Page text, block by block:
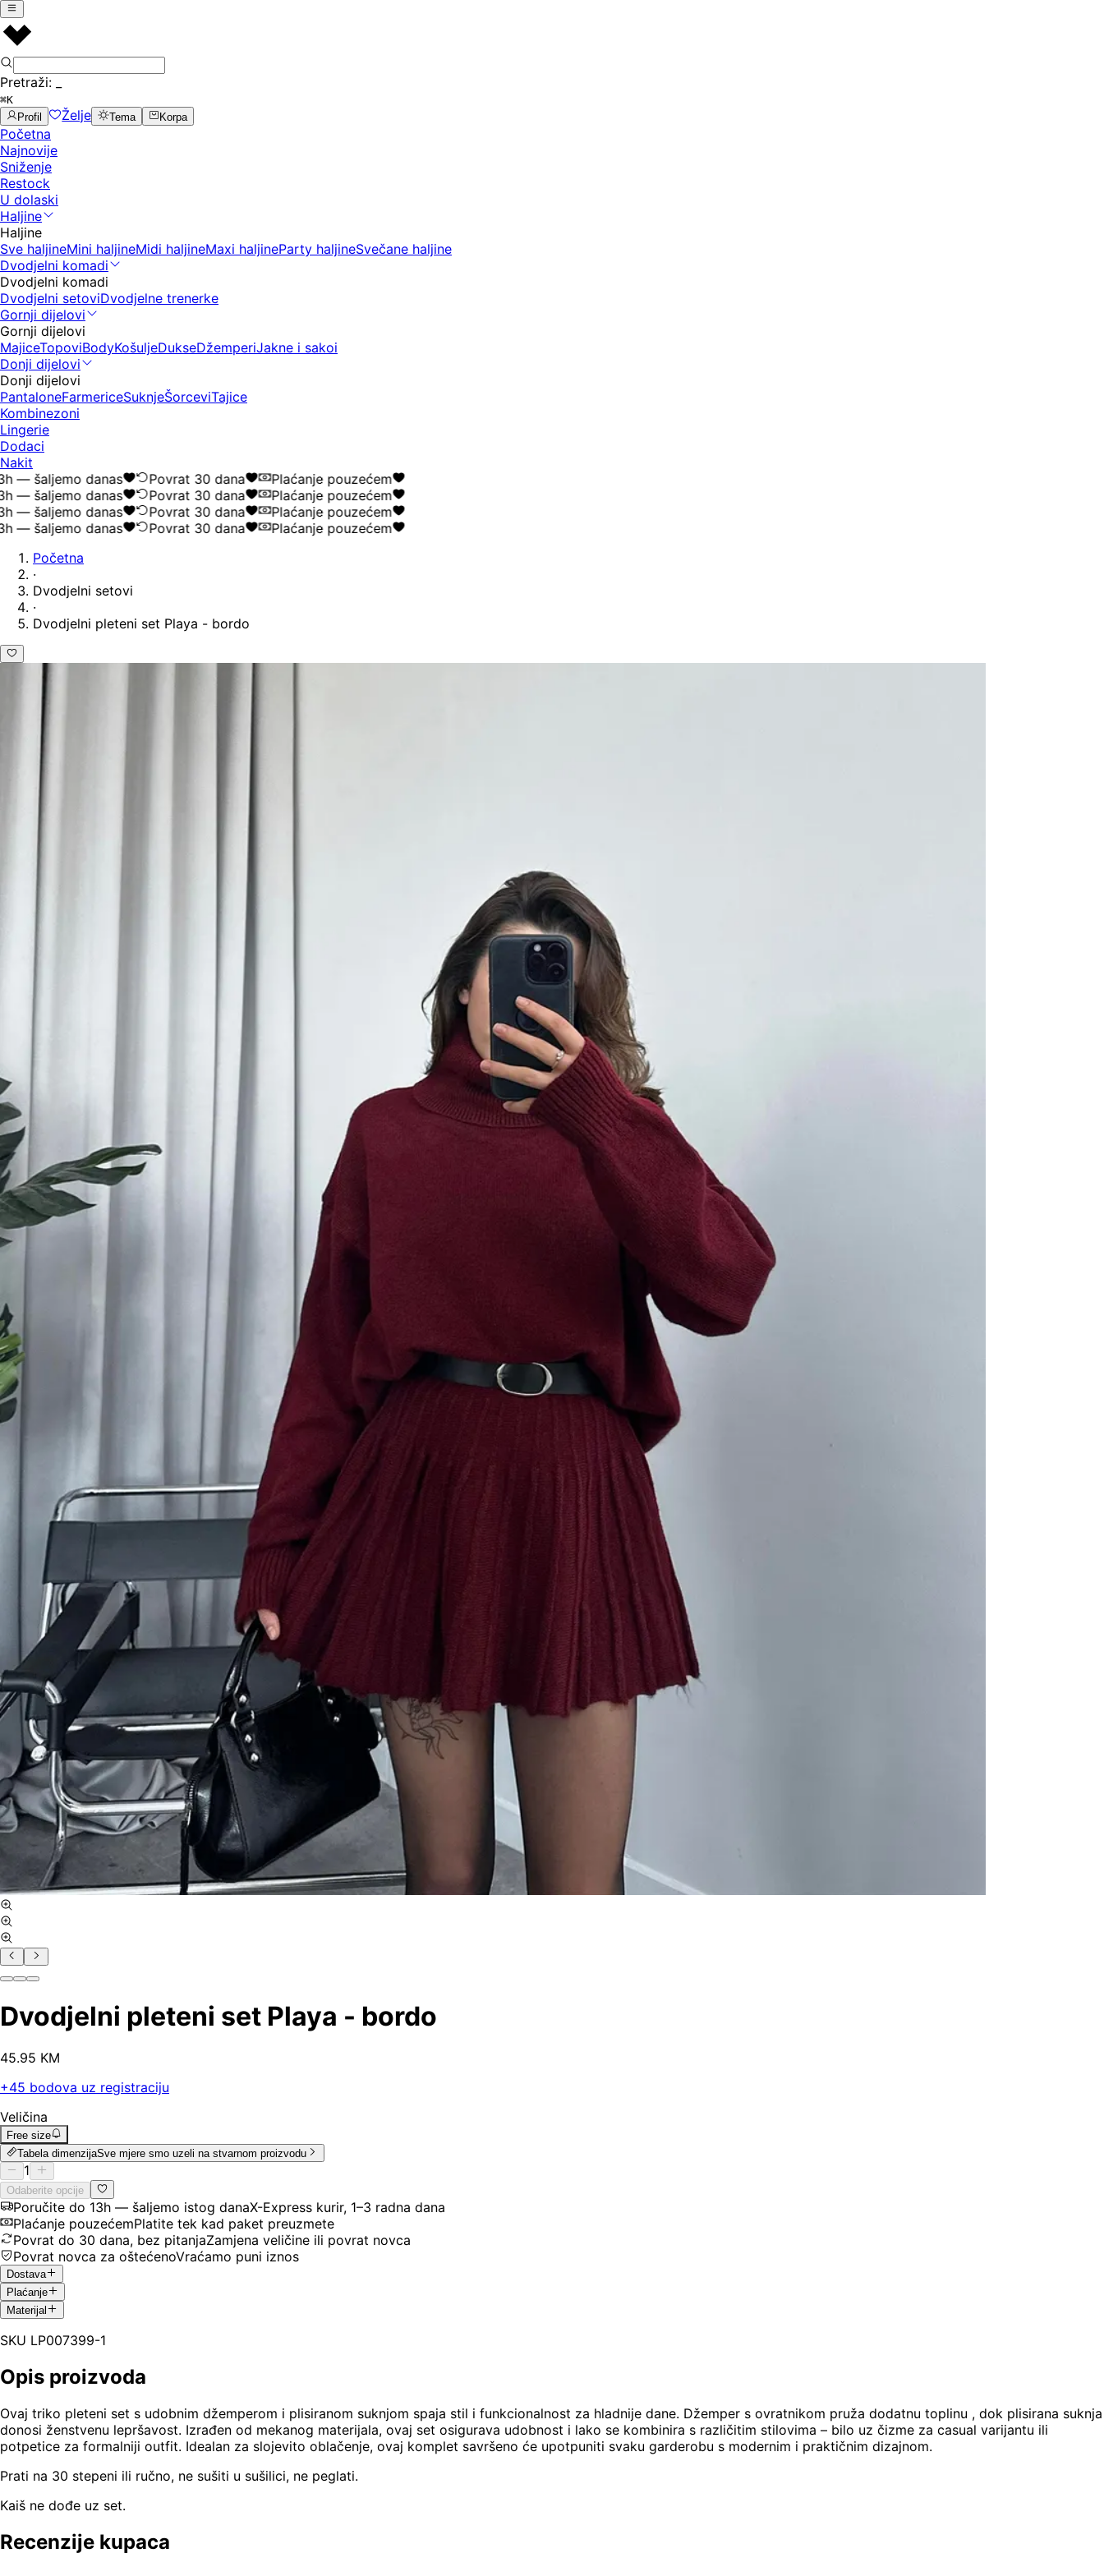
Pretraži:
⌘K
Profil
Želje Tema Korpa
Početna
Najnovije
Sniženje
Restock
U dolaski
Haljine
Haljine
Sve haljineMini haljineMidi haljineMaxi haljineParty haljineSvečane haljine
Dvodjelni komadi
Dvodjelni komadi
Dvodjelni setoviDvodjelne trenerke
Gornji dijelovi
Gornji dijelovi
MajiceTopoviBodyKošuljeDukseDžemperiJakne i sakoi
Donji dijelovi
Donji dijelovi
PantaloneFarmericeSuknjeŠorceviTajice
Kombinezoni
Lingerie
Dodaci
Nakit
šaljemo danas
Povrat 30 dana
Plaćanje pouzećem
šaljemo danas
Povrat 30 dana
Plaćanje pouzećem
šaljemo danas
Povrat 30 dana
Plaćanje pouzećem
šaljemo danas
Povrat 30 dana
Plaćanje pouzećem
Početna
·
Dvodjelni setovi
·
Dvodjelni pleteni set Playa - bordo
Dvodjelni pleteni set Playa - bordo
45.95 KM
+45 bodova uz registraciju
Veličina
Free size
Tabela dimenzijaSve mjere smo uzeli na stvarnom proizvodu
1
Odaberite opcije
Poručite do 13h — šaljemo istog danaX-Express kurir, 1–3 radna dana
Plaćanje pouzećemPlatite tek kad paket preuzmete
Povrat do 30 dana, bez pitanjaZamjena veličine ili povrat novca
Povrat novca za oštećenoVraćamo puni iznos
Dostava
Plaćanje
Materijal
SKU LP007399-1
Opis proizvoda
Ovaj triko pleteni set s udobnim džemperom i plisiranom suknjom spaja stil i funkcionalnost za hladnije dane. Džemper s ovratnikom pruža dodatnu toplinu , dok plisirana suknja
donosi ženstvenu lepršavost. Izrađen od mekanog materijala, ovaj set osigurava udobnost i lako se kombinira s različitim stilovima – bilo uz čizme za casual varijantu ili
potpetice za formalniji outfit. Idealan za slojevito oblačenje, ovaj komplet savršeno će upotpuniti svaku garderobu s modernim i praktičnim dizajnom.
Prati na 30 stepeni ili ručno, ne sušiti u sušilici, ne peglati.
Kaiš ne dođe uz set.
Recenzije kupaca